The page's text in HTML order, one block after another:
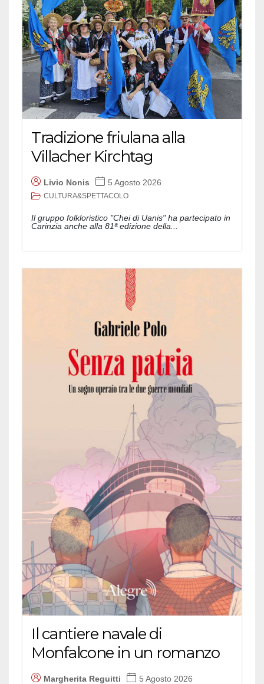
Tradizione friulana alla
Villacher Kirchtag
Livio Nonis 5 Agosto 2026
CULTURA&SPETTACOLO
Il gruppo folkloristico "Chei di Uanis" ha partecipato in
Carinzia anche alla 81ª edizione della...
Il cantiere navale di
Monfalcone in un romanzo
Margherita Reguitti 5 Agosto 2026